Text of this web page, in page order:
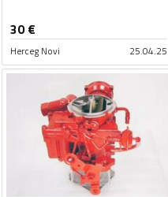
30€
Herceg Novi 25.04.25